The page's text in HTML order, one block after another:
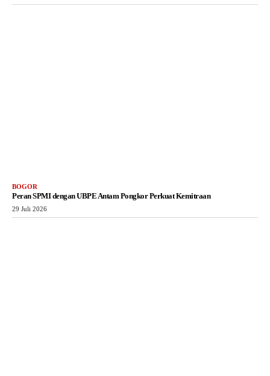
BOGOR
Peran SPMI dengan UBPE Antam Pongkor Perkuat Kemitraan
29 Juli 2026